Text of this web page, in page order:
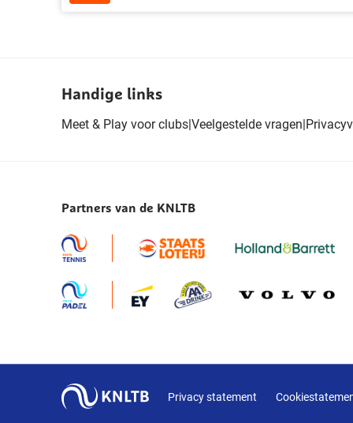
Handige links
Meet & Play voor clubs|Veelgestelde vragen|
Partners van de KNLTB
Privacy statement